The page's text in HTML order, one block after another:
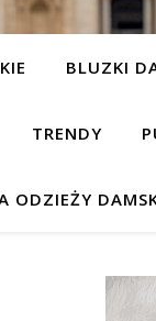
BLUZKI
TRENDY
ODZIEŻY